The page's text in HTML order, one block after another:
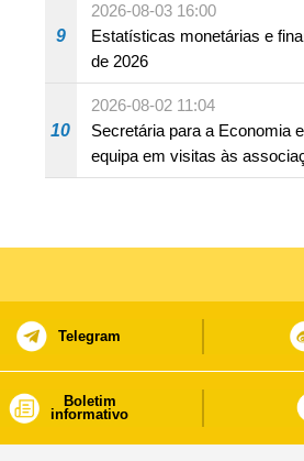
9
2026-08-03 16:00
Estatísticas monetárias e
de 2026
10
2026-08-02 11:04
Secretária para a Economia
equipa em visitas às
consolidar consensos e
Telegram
Boletim
informativo